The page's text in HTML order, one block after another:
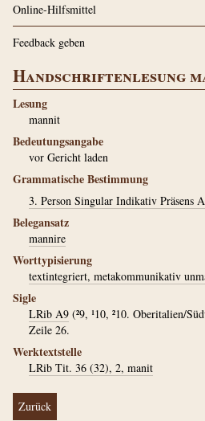
Online-Hilfsmittel
Feedback geben
Handschriftenlesung
Lesung
mannit
Bedeutungsangabe
vor Gericht laden
Grammatische Bestimmung
3. Person Singular Indikativ Präsens
Belegansatz
mannire
Worttypisierung
textintegriert, metakommunikativ
Sigle
LRib A9 (²9, ¹10, ²10. Oberitalien/
Zeile 26.
Werktextstelle
LRib Tit. 36 (32), 2, manit
Zurück